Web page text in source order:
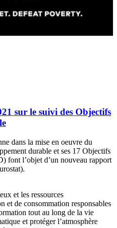
sur le suivi des Objectifs
dans la mise en oeuvre du
durable et ses 17 Objectifs
font l’objet d’un nouveau rapport
et les ressources
et de consommation responsables
tout au long de la vie
et protéger l’atmosphère